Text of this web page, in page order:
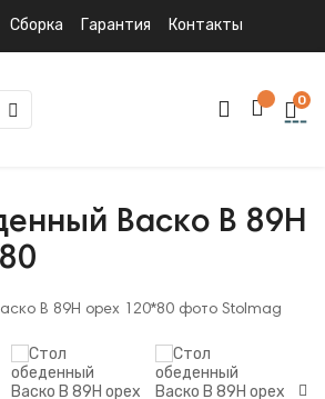
Сборка Гарантия Контакты
Toggle
navigation
☰ 0
Васко В 89Н